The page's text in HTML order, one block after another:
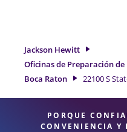
necesita servicios de
Raton, FL, la ubicación de
Road 7 es una opción
profesionales de
Jackson Hewitt
Oficinas de Preparación
Boca Raton
22100 S
PORQUE
CONVENIENCIA Y